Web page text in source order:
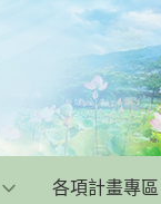
各項計畫專區